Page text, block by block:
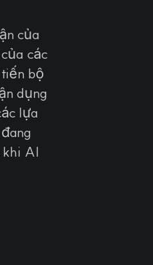
của
các
bộ
dụng
lựa
AI